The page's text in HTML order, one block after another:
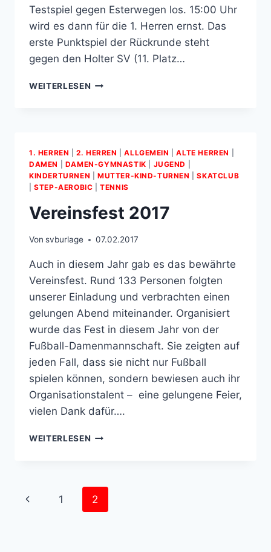
Testspiel gegen Esterwegen los. 15:00 Uhr
wird es dann für die 1. Herren ernst. Das
erste Punktspiel der Rückrunde steht
gegen den Holter SV (11. Platz…
WEITERLESEN BESTES
1. HERREN |2. HERREN |ALLGEMEIN |ALTE HERREN
DAMEN
DAMEN-GYMNASTIK JUGEND
KINDERTURNEN
MUTTER­-KIND­-TURNEN |SKATCLUB
|STEP-AEROBIC |TENNIS
Vereinsfest 2017
Von svburlage 07.02.2017
Auch in diesem Jahr gab es das bewährte
Vereinsfest. Rund 133 Personen folgten
unserer Einladung und verbrachten einen
gelungen Abend miteinander. Organisiert
wurde das Fest in diesem Jahr von der
Fußball-Damenmannschaft. Sie zeigten auf
jeden Fall, dass sie nicht nur Fußball
spielen können, sondern bewiesen auch ihr
Organisationstalent – eine gelungene Feier,
vielen Dank dafür….
WEITERLESEN VEREINSFEST
Seitennavigation
Vorherige
1 2